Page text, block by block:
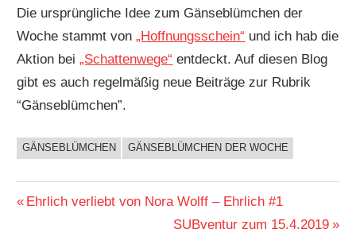
Die ursprüngliche Idee zum Gänseblümchen der
Woche stammt von„Hoffnungsschein“ und ich hab die
Aktion bei„Schattenwege“ entdeckt. Auf diesen Blog
gibt es auch regelmäßig neue Beiträge zur Rubrik
“Gänseblümchen”.
BUCHIGES
GÄNSEBLÜMCHEN GÄNSEBLÜMCHEN DER WOCHE
Beitragsnavigation
Vorheriger
Ehrlich verliebt von Nora Wolff – Ehrlich #1
Nächster
SUBventur zum 15.4.2019